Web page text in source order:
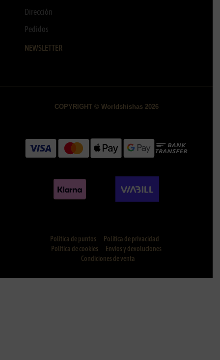
Dirección
Pedidos
NEWSLETTER
COPYRIGHT © Worldshishas 2026
Política de puntos
Política de privacidad
Política de cookies
Envíos y devoluciones
Condiciones de venta